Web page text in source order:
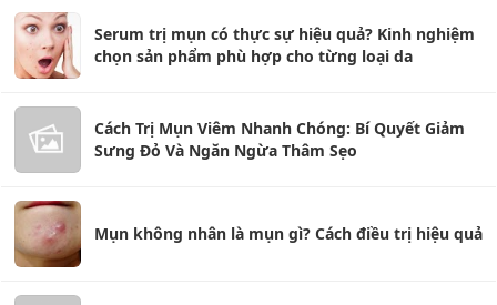
Serum trị mụn có thực sự hiệu quả? Kinh nghiệm
chọn sản phẩm phù hợp cho từng loại da
Cách Trị Mụn Viêm Nhanh Chóng: Bí Quyết Giảm
Sưng Đỏ Và Ngăn Ngừa Thâm Sẹo
Mụn không nhân là mụn gì? Cách điều trị hiệu quả